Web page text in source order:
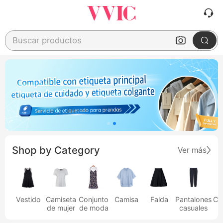
Buscar productos
Shop by Category Ver más
Vestido
Camiseta
de mujer
Conjunto
de moda
Camisa Falda
Pantalones
casuales